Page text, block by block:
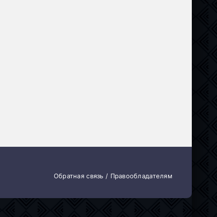
Обратная связь / Правообладателям